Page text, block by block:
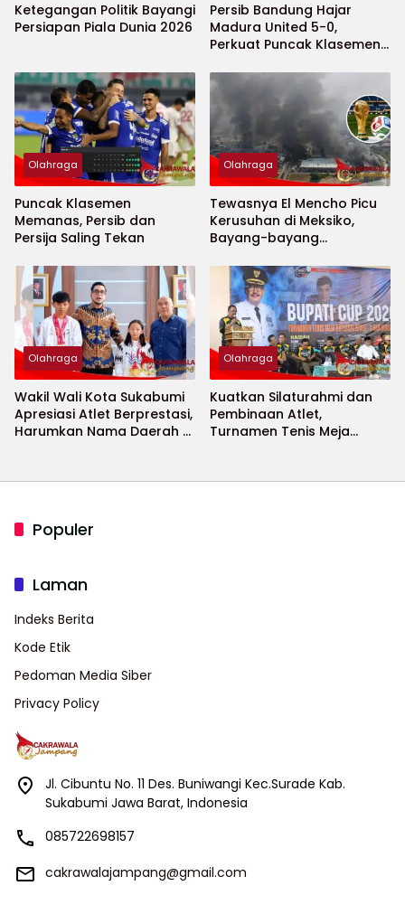
Ketegangan Politik Bayangi
Persiapan Piala Dunia 2026
Persib Bandung Hajar
Madura United 5-0,
Perkuat Puncak Klasemen
Olahraga
Puncak Klasemen
Memanas, Persib dan
Persija Saling Tekan
Olahraga
Tewasnya El Mencho Picu
Kerusuhan di Meksiko,
Bayang-bayang
2026 Menguat
Olahraga
Wakil Wali Kota Sukabumi
Apresiasi Atlet Berprestasi,
Harumkan Nama Daerah di
Olahraga
Kuatkan Silaturahmi dan
Pembinaan Atlet,
Turnamen Tenis Meja
Populer
Laman
Indeks Berita
Kode Etik
Pedoman Media Siber
Privacy Policy
Jl. Cibuntu No. 11 Des. Buniwangi Kec.Surade Kab.
Sukabumi Jawa Barat, Indonesia
085722698157
cakrawalajampang@gmail.com